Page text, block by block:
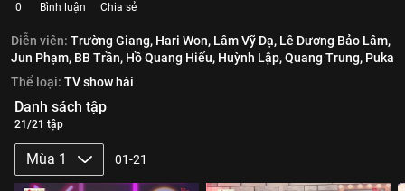
0 Bình luận Chia sẻ
Diễn viên: Trường Giang, Hari Won, Lâm Vỹ Dạ, Lê Dương Bảo Lâm,
Jun Phạm, BB Trần, Hồ Quang Hiếu, Huỳnh Lập,Quang Trung, Puka
Thể loại: TV show hài
Danh sách tập
21/21 tập
Mùa 1 01-21